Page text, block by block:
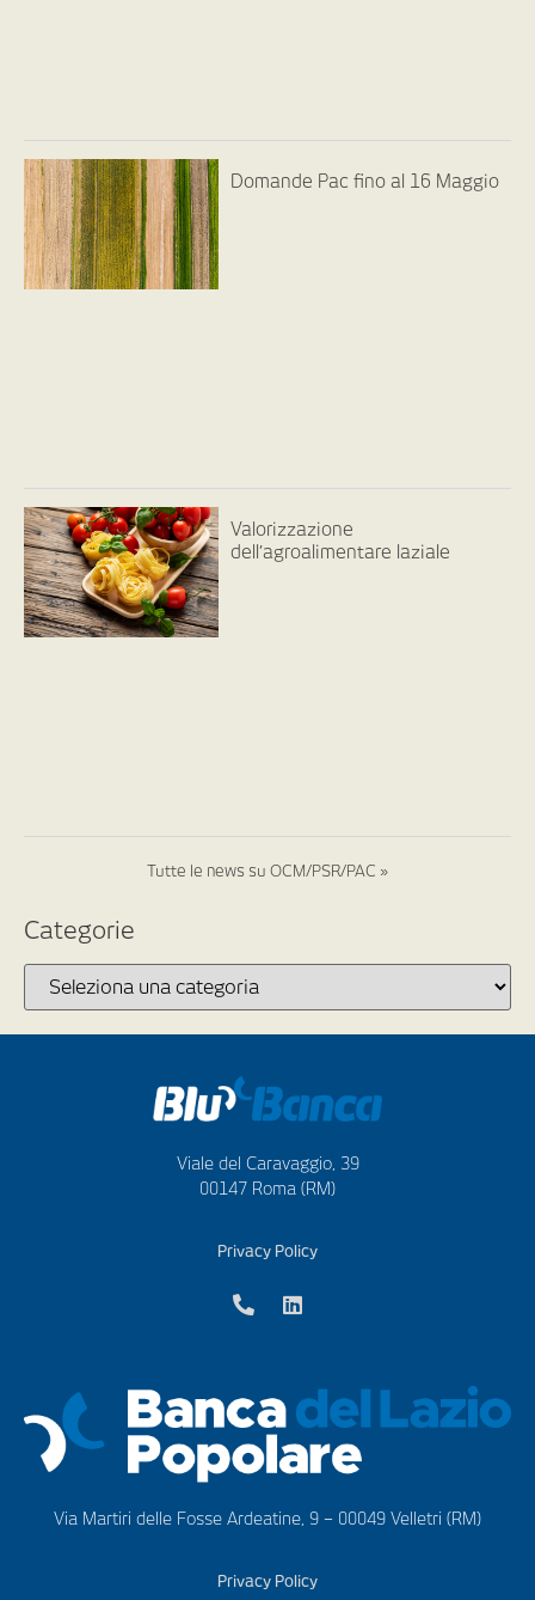
Domande Pac fino al 16 Maggio
Valorizzazione
dell’agroalimentare laziale
Tutte le news su OCM/PSR/PAC »
Categorie
Viale del Caravaggio, 39
00147 Roma (RM)
Privacy Policy
Via Martiri delle Fosse Ardeatine, 9 – 00049 Velletri (RM)
Privacy Policy